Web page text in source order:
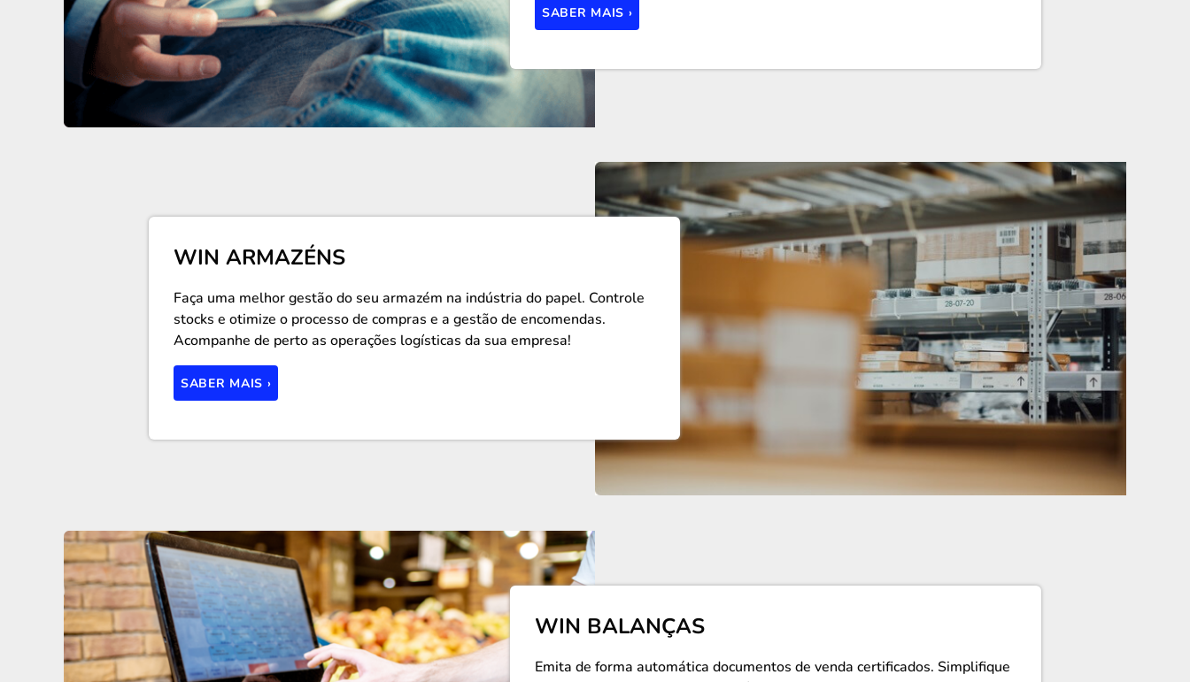
SABER MAIS ›
WIN ARMAZÉNS
Faça uma melhor gestão do seu armazém na indústria do papel. Controle
stocks e otimize o processo de compras e a gestão de encomendas.
Acompanhe de perto as operações logísticas da sua empresa!
SABER MAIS ›
WIN BALANÇAS
Emita de forma automática documentos de venda certificados. Simplifique